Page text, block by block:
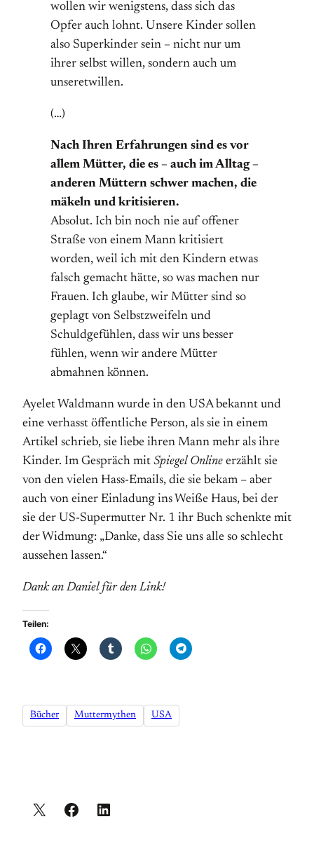
wollen wir wenigstens, dass sich das
Opfer auch lohnt. Unsere Kinder sollen
also Superkinder sein – nicht nur um
ihrer selbst willen, sondern auch um
unseretwillen.
(…)
Nach Ihren Erfahrungen sind es vor
allem Mütter, die es – auch im Alltag –
anderen Müttern schwer machen, die
mäkeln und kritisieren.
Absolut. Ich bin noch nie auf offener
Straße von einem Mann kritisiert
worden, weil ich mit den Kindern etwas
falsch gemacht hätte, so was machen nur
Frauen. Ich glaube, wir Mütter sind so
geplagt von Selbstzweifeln und
Schuldgefühlen, dass wir uns besser
fühlen, wenn wir andere Mütter
abmahnen können.
Ayelet Waldmann wurde in den USA bekannt und
eine verhasst öffentliche Person, als sie in einem
Artikel schrieb, sie liebe ihren Mann mehr als ihre
Kinder. Im Gespräch mit Spiegel Online erzählt sie
von den vielen Hass-Emails, die sie bekam – aber
auch von einer Einladung ins Weiße Haus, bei der
sie der US-Supermutter Nr. 1 ihr Buch schenkte mit
der Widmung: „Danke, dass Sie uns alle so schlecht
aussehen lassen.“
Dank an Daniel für den Link!
Teilen:
Bücher Muttermythen USA